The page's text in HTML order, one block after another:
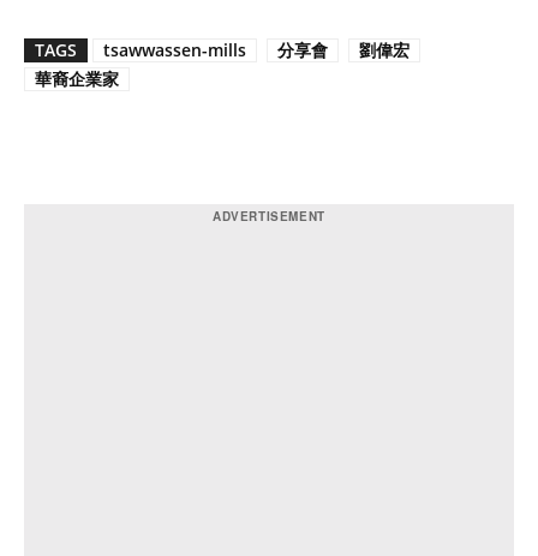
TAGS tsawwassen-mills 分享會
劉偉宏
華裔企業家